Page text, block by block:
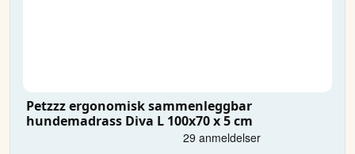
Petzzz ergonomisk sammenleggbar
hundemadrass Diva L 100x70 x 5 cm